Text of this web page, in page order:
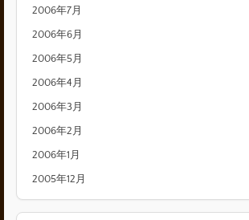
2006年7月
2006年6月
2006年5月
2006年4月
2006年3月
2006年2月
2006年1月
2005年12月